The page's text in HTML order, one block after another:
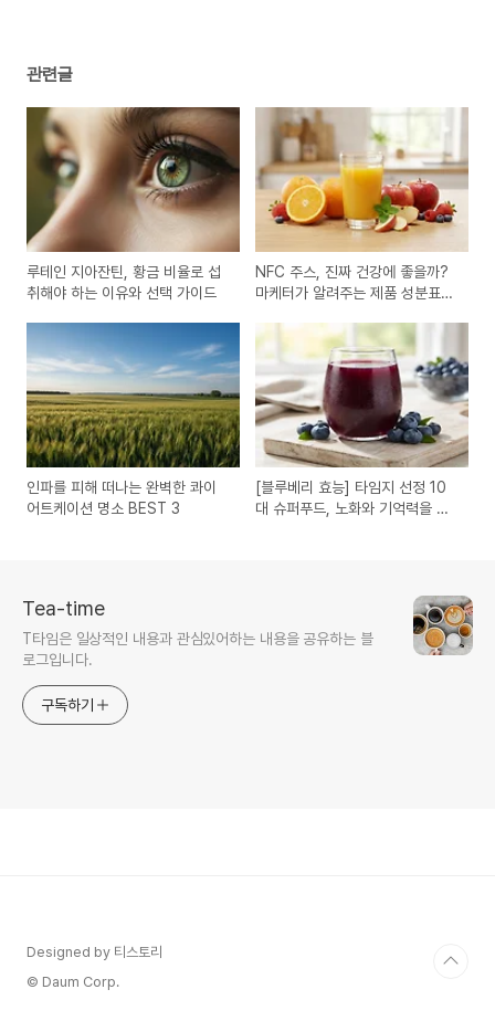
관련글
루테인 지아잔틴, 황금 비율로 섭
취해야 하는 이유와 선택 가이드
NFC 주스, 진짜 건강에 좋을까?
마케터가 알려주는 제품 성분표
인파를 피해 떠나는 완벽한 콰이
어트케이션 명소 BEST 3
[블루베리 효능] 타임지 선정 10
대 슈퍼푸드, 노화와 기억력을 지
Tea-time
T타임은 일상적인 내용과 관심있어하는 내용을 공유하는 블
로그입니다.
구독하기
Designed by 티스토리
© Daum Corp.